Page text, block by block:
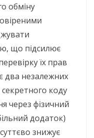
обміну
що підсилює
їх прав
два незалежних
секретного коду
через фізичний
додаток)
знижує